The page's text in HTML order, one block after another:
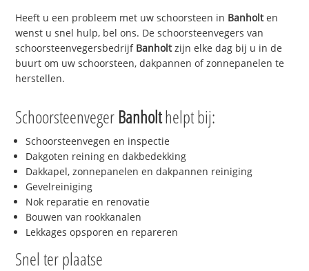
Heeft u een probleem met uw schoorsteen in Banholten
wenst u snel hulp, bel ons. De schoorsteenvegers van
schoorsteenvegersbedrijf Banholtzijn elke dag bij u in de
buurt om uw schoorsteen, dakpannen of zonnepanelen te
herstellen.
Schoorsteenveger Banholthelpt bij:
Schoorsteenvegen en inspectie
Dakgoten reining en dakbedekking
Dakkapel, zonnepanelen en dakpannen reiniging
Gevelreiniging
Nok reparatie en renovatie
Bouwen van rookkanalen
Lekkages opsporen en repareren
Snel ter plaatse